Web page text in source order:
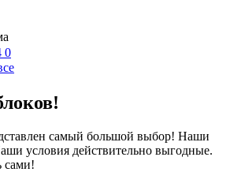
0
самый большой выбор! Наши
условия действительно выгодные.
сами!